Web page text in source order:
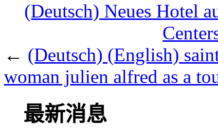
(Deutsch) Neues Hotel
← (Deutsch) (English)
woman julien alfred as a
最新消息